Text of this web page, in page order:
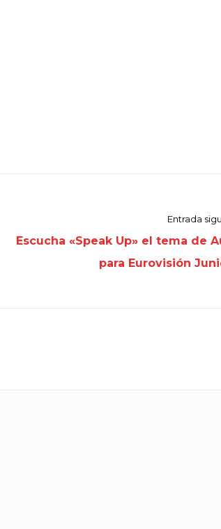
Entrada
Escucha «Speak Up» el tema de
para Eurovisión